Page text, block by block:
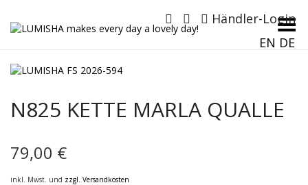
Händler-Login
EN DE
Menü umschalten
N825 KETTE MARLA QUALLE
79,00 €
inkl. Mwst. und zzgl. Versandkosten